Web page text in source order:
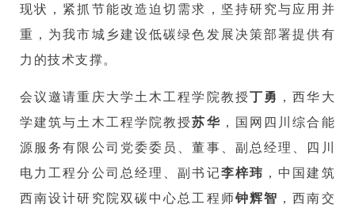
现状，紧抓节能改造迫切需求，坚持研究与应用并
重，为我市城乡建设低碳绿色发展决策部署提供有
力的技术支撑。
会议邀请重庆大学土木工程学院教授丁勇 ，西华大
学建筑与土木工程学院教授苏华 ，国网四川综合能
源服务有限公司党委委员、董事、副总经理、四川
电力工程分公司总经理、副书记李梓玮 ，中国建筑
西南设计研究院双碳中心总工程师钟辉智 ，西南交